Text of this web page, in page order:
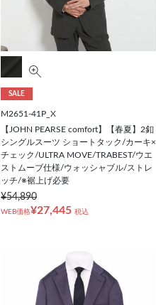
SALE
M2651-41P_X
【JOHN PEARSE comfort】【春夏】2釦
シングルスーツ ショートタック/カーキ×
チェック/ULTRA MOVE/TRABEST/ウエ
ストムーブ仕様/ウォッシャブル/ストレ
ッチ/※裾上げ必要
¥54,890
WEB価格¥27,445 税込